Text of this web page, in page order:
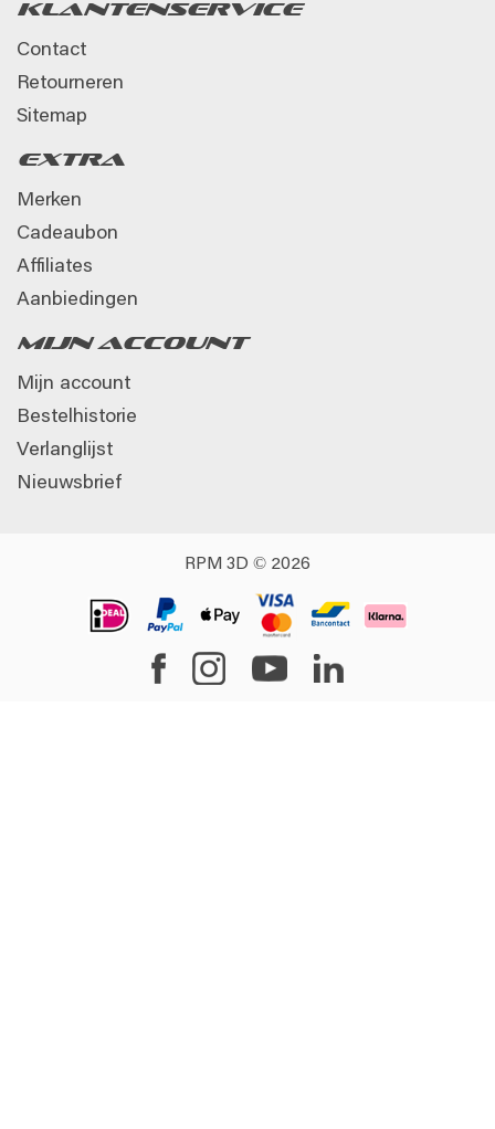
Klantenservice
Contact
Retourneren
Sitemap
Extra
Merken
Cadeaubon
Affiliates
Aanbiedingen
Mijn account
Mijn account
Bestelhistorie
Verlanglijst
Nieuwsbrief
RPM 3D © 2026